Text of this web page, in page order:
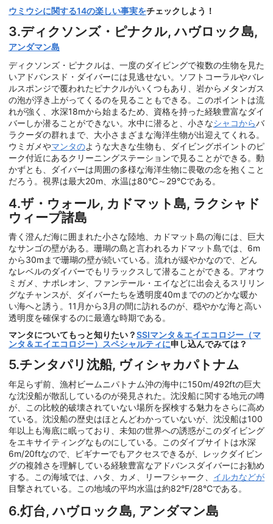
ウミウシに関する14の楽しい事実をチェックしよう！
3.ディクソンズ・ピナクル, ハヴロック島,
アンダマン島
ディクソンズ・ピナクルは、一度のダイビングで複数の生物を見た
いアドバンスド・ダイバーには見逃せない。ソフトコーラルやバレ
ルスポンジで覆われたピナクルがいくつもあり、岩からメタンガス
の泡が浮き上がってくるのを見ることもできる。このポイントは流
れが強く、水深18mから始まるため、資格を持った経験豊富なダイ
バーしか潜ることができない。水中に潜ると、小さなシャコからバ
ラクーダの群れまで、大小さまざまな海洋生物が出迎えてくれる。
ウミガメやマンタのような大きな生物も、ダイビングポイントのピ
ーク付近にあるクリーニングステーションで見ることができる。動
かずとも、ダイバーは周囲の多様な海洋生物に畏敬の念を抱くこと
だろう。視界は最大20m、水温は80℃～29℃である。
4.ザ・ウォール, カドマット島, ラクシャド
ウィープ諸島
青く澄んだ海に囲まれた小さな陸地、カドマット島の海には、巨大
なサンゴの壁がある。珊瑚の島と言われるカドマット島では、6m
から30mまで珊瑚の壁が続いている。流れが緩やかなので、どん
なレベルのダイバーでもリラックスして潜ることができる。アオウ
ミガメ、ナポレオン、ファンテール・エイなどに出会えるスリリン
グなチャンスが、ダイバーたちを透明度40mまでののどかな暖か
い海へと誘う。11月から3月の間に訪れるのが、穏やかな海と高い
透明度を確保するのに最適な時期である。
マンタについてもっと知りたい？SSIマンタ＆エイエコロジー（マ
ンタ＆エイエコロジー）スペシャルティに申し込んでみては？
5.チンタパリ沈船, ヴィシャカパトナム
年足らず前、漁村ビームニパトナム沖の海中に150m/492ftの巨大
な沈没船が散乱しているのが発見された。沈没船に関する地元の噂
が、この比較的破壊されていない場所を探検する魅力をさらに高め
ている。沈没船の歴史はほとんどわかっていないが、沈没船は100
年以上も海底に眠っており、未知の世界への誘惑がこのダイビング
をエキサイティングなものにしている。このダイブサイトは水深
6m/20ftなので、ビギナーでもアクセスできるが、レックダイビン
グの複雑さを理解している経験豊富なアドバンスダイバーにお勧め
する。この海域では、ハタ、カメ、リーフシャーク、 イルカなどが
目撃されている。この地域の平均水温は約82°F/28°Cである。
6.灯台, ハヴロック島, アンダマン島